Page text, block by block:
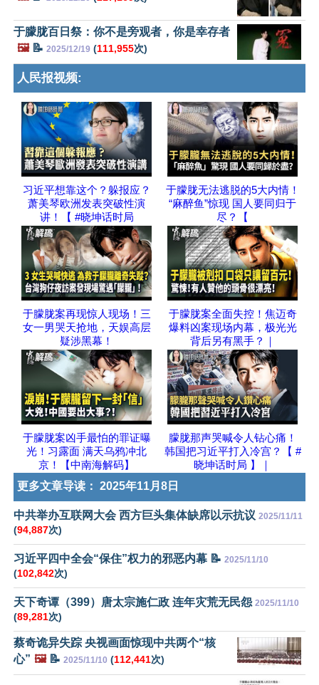
于朦胧百日祭：你不是旁观者，你是幸存者
🖼️📝 2025/12/19 (111,955次)
人民报视频:
习近平想靠这个？躲报应？
萧美琴欧洲发表突破性演
讲！【 #晓坤话时局
于朦胧无法逃脱的5大内情！
“麻醉鱼”惊现 国人要同归于
尽？【
于朦胧案再现惊人现场！三
女一男哭天抢地，天娱高层
疑涉黑幕！
于朦胧案全面失控！焦迈奇
爆料凶案现场内幕，极光光
背后另有黑手？｜
于朦胧案凶手最怕的罪证曝
光！习露面 满天乌鸦冲北
京！【中南海解码】
朦胧那声哭喊令人钻心痛！
韩国把习近平打入冷宫？【 #
晓坤话时局 】｜
更多文章导读： 2025年11月8日
中共举办互联网大会 西方巨头集体缺席以示抗议 2025/11/11
(94,887次)
习近平四中全会“保住”权力的邪恶内幕 📝 2025/11/10
(102,842次)
天下奇谭（399）唐太宗施仁政 连年灾荒无民怨 2025/11/10
(89,281次)
蔡奇诡异失踪 央视画面惊现中共两个“核
心” 🖼️📝 2025/11/10 (112,441次)